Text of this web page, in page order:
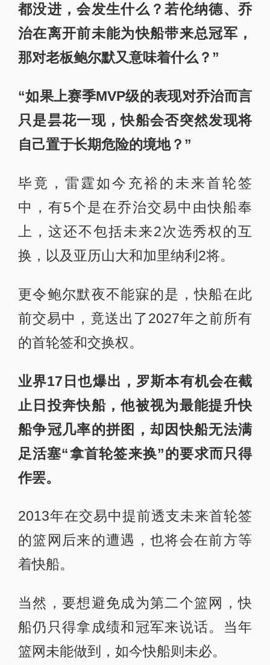
都没进，会发生什么？若伦纳德、乔
治在离开前未能为快船带来总冠军，
那对老板鲍尔默又意味着什么？”
“如果上赛季MVP级的表现对乔治而言
只是昙花一现，快船会否突然发现将
自己置于长期危险的境地？”
毕竟，雷霆如今充裕的未来首轮签
中，有5个是在乔治交易中由快船奉
上，这还不包括未来2次选秀权的互
换，以及亚历山大和加里纳利2将。
更令鲍尔默夜不能寐的是，快船在此
前交易中，竟送出了2027年之前所有
的首轮签和交换权。
业界17日也爆出，罗斯本有机会在截
止日投奔快船，他被视为最能提升快
船争冠几率的拼图，却因快船无法满
足活塞“拿首轮签来换”的要求而只得
作罢。
2013年在交易中提前透支未来首轮签
的篮网后来的遭遇，也将会在前方等
着快船。
当然，要想避免成为第二个篮网，快
船仍只得拿成绩和冠军来说话。当年
篮网未能做到，如今快船则未必。